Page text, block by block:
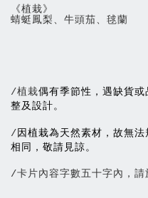
《植栽》
蜻蜓鳳梨、牛頭茄、毬蘭
/植栽偶有季節性，遇缺貨
整及設計。
/因植栽為天然素材，故無
相同，敬請見諒。
/卡片內容字數五十字內，請